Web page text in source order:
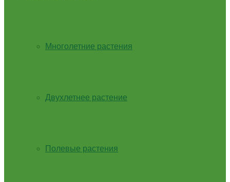
Многолетние растения
Двухлетнее растение
Полевые растения